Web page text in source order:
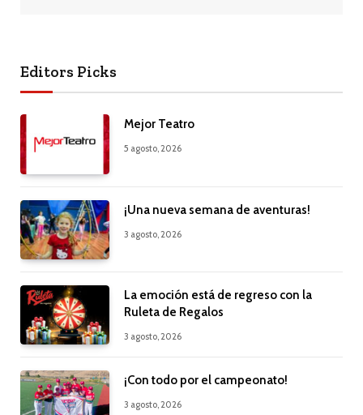
Editors Picks
Mejor Teatro
5 agosto, 2026
¡Una nueva semana de aventuras!
3 agosto, 2026
La emoción está de regreso con la
Ruleta de Regalos
3 agosto, 2026
¡Con todo por el campeonato!
3 agosto, 2026